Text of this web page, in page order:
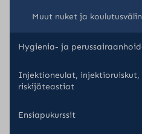
Muut nuket ja
Hygienia- ja
Injektioneulat,
riskijäteastiat
Ensiapukurssit